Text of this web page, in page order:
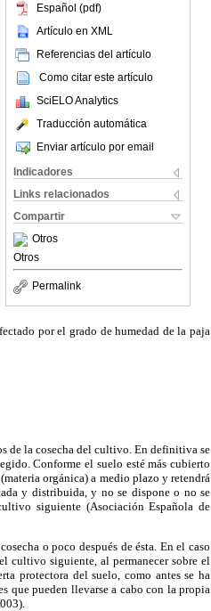
Español (pdf)
Artículo en XML
Referencias del artículo
Como citar este artículo
SciELO Analytics
Traducción automática
Enviar artículo por email
Indicadores
Links relacionados
Compartir
Otros
Otros
Permalink
por el grado de humedad de la paja
de la cosecha del cultivo. En definitiva se
Conforme el suelo esté más cubierto
orgánica) a medio plazo y retendrá
y distribuida, y no se dispone o no se
siguiente (Asociación Española de
o poco después de ésta. En el caso
cultivo siguiente, al permanecer sobre el
protectora del suelo, como antes se ha
que pueden llevarse a cabo con la propia